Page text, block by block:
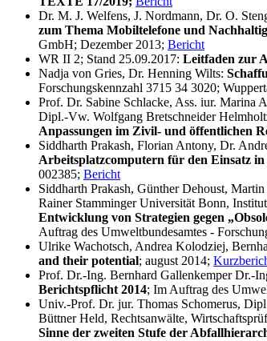
Dr. M. J. Welfens, J. Nordmann, Dr. O.
zum Thema Mobiltelefone und
GmbH; Dezember 2013; Bericht
WR II 2; Stand 25.09.2017: Leitfaden zur
Nadja von Gries, Dr. Henning Wilts:
Forschungskennzahl 3715 34 3020;
Prof. Dr. Sabine Schlacke, Ass. iur. Marina
Dipl.-Vw. Wolfgang Bretschneider
Anpassungen im Zivil- und öffentlichen
Siddharth Prakash, Florian Antony, Dr.
Arbeitsplatzcomputern für den Einsatz
002385; Bericht
Siddharth Prakash, Günther Dehoust,
Rainer Stamminger Universität Bonn,
Entwicklung von Strategien gegen
Auftrag des Umweltbundesamtes -
Ulrike Wachotsch, Andrea Kolodziej,
and their potential; august 2014;
Prof. Dr.-Ing. Bernhard Gallenkemper Dr.-
Berichtspflicht 2014; Im Auftrag des
Univ.-Prof. Dr. jur. Thomas Schomerus,
Büttner Held, Rechtsanwälte,
Sinne der zweiten Stufe der